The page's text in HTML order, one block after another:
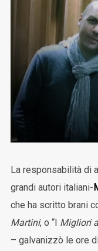
La responsabilità di
grandi autori italiani-
che ha scritto brani
Martini, o “I Migliori
– galvanizzò le ore